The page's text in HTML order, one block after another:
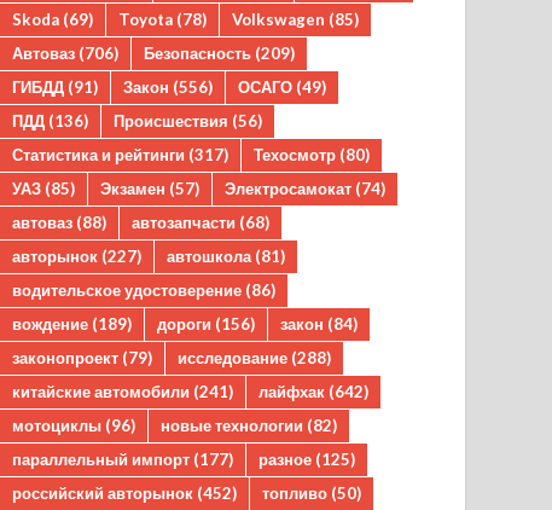
Skoda (69) Toyota (78) Volkswagen (85)
Автоваз (706) Безопасность (209)
ГИБДД (91) Закон (556) ОСАГО (49)
ПДД (136) Происшествия (56)
Статистика и рейтинги (317) Техосмотр (80)
УАЗ (85) Экзамен (57) Электросамокат (74)
автоваз (88) автозапчасти (68)
авторынок (227) автошкола (81)
водительское удостоверение (86)
вождение (189) дороги (156) закон (84)
законопроект (79) исследование (288)
китайские автомобили (241) лайфхак (642)
мотоциклы (96) новые технологии (82)
параллельный импорт (177) разное (125)
российский авторынок (452) топливо (50)